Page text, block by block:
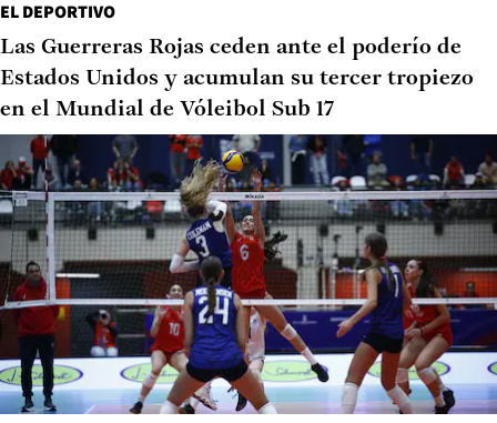
EL DEPORTIVO
Las Guerreras Rojas ceden ante el poderío de
Estados Unidos y acumulan su tercer tropiezo
en el Mundial de Vóleibol Sub 17